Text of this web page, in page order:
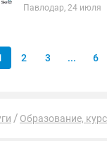
чертежа до
Павлодар, 24 июля
2 3 ... 6
Образование,